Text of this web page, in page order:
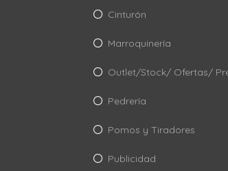
Cinturón
Marroquinería
Outlet/Stock/ Ofertas/
Pedrería
Pomos y Tiradores
Publicidad